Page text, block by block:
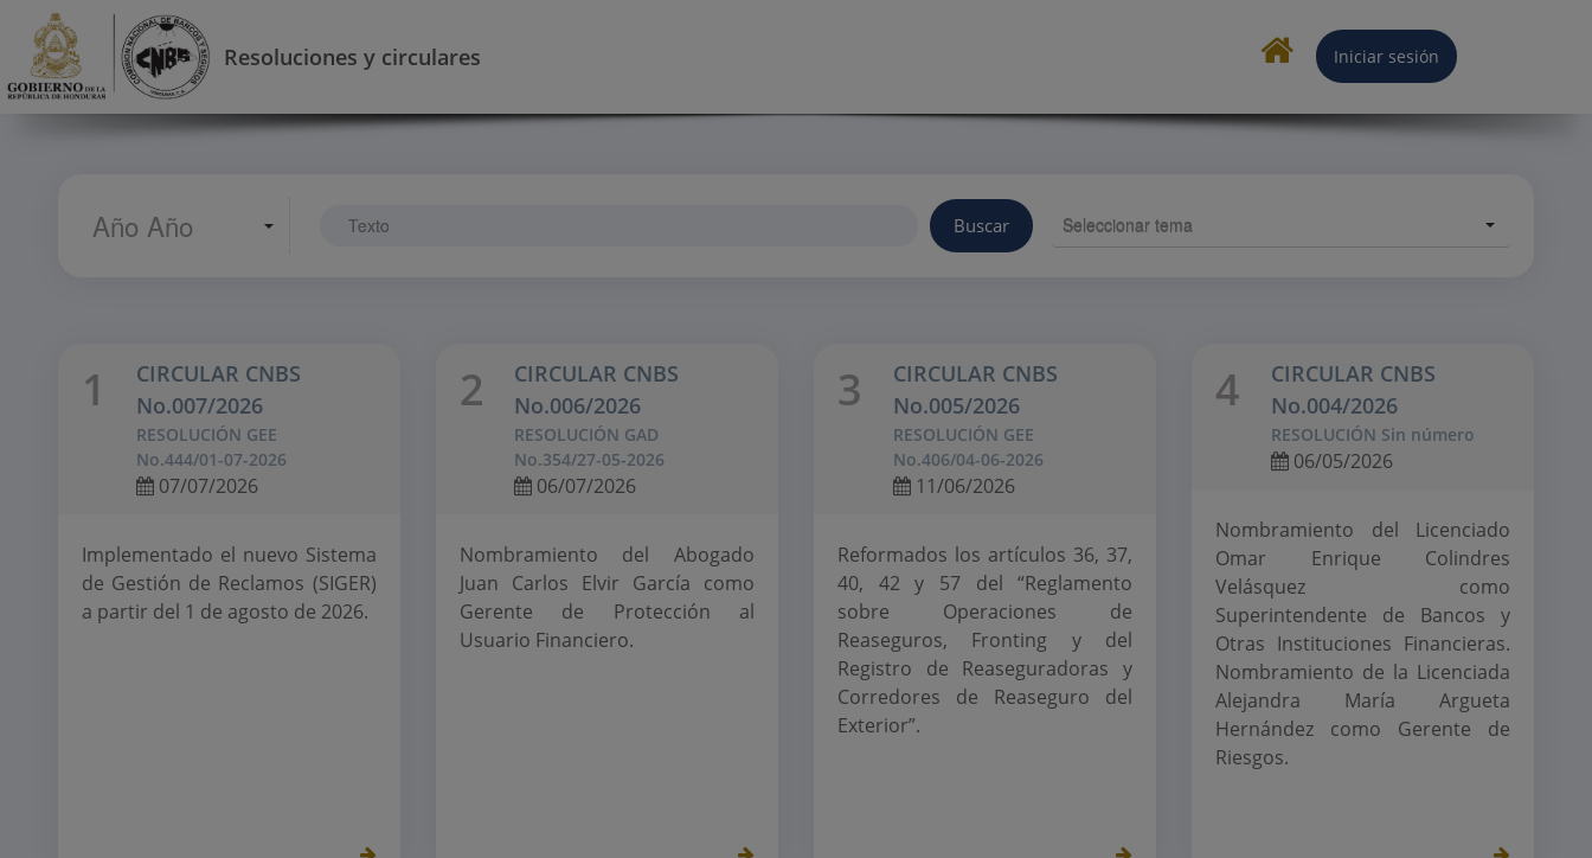
Resoluciones y circulares Iniciar sesión
Buscar
1
CIRCULAR CNBS
No.007/2026
RESOLUCIÓN GEE
No.444/01-07-2026
07/07/2026
Implementado el nuevo Sistema
de Gestión de Reclamos (SIGER)
a partir del 1 de agosto de 2026.
2
CIRCULAR CNBS
No.006/2026
RESOLUCIÓN GAD
No.354/27-05-2026
06/07/2026
Nombramiento del Abogado
Juan Carlos Elvir García como
Gerente de Protección al
Usuario Financiero.
3
CIRCULAR CNBS
No.005/2026
RESOLUCIÓN GEE
No.406/04-06-2026
11/06/2026
Reformados los artículos 36, 37,
40, 42 y 57 del “Reglamento
sobre Operaciones de
Reaseguros, Fronting y del
Registro de Reaseguradoras y
Corredores de Reaseguro del
Exterior”.
4
CIRCULAR CNBS
No.004/2026
RESOLUCIÓN Sin número
06/05/2026
Nombramiento del Licenciado
Omar Enrique Colindres
Velásquez como
Superintendente de Bancos y
Otras Instituciones Financieras.
Nombramiento de la Licenciada
Alejandra María Argueta
Hernández como Gerente de
Riesgos.